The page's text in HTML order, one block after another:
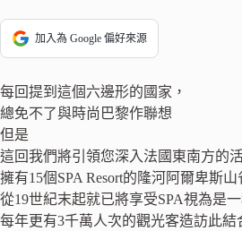
加入為 Google 偏好來源
每回提到這個六邊形的國家，
總免不了與時尚巴黎作聯想
但是
這回我們將引領您深入法國東南方的
擁有15個SPA Resort的隆河阿爾卑斯山
從19世紀末起就已將享受SPA視為是
每年更有3千萬人次的觀光客造訪此結